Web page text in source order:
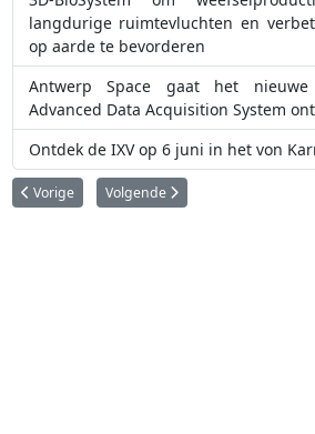
langdurige ruimtevluchten en
op aarde te bevorderen
Antwerp Space gaat het nieuwe
Advanced Data Acquisition System
Ontdek de IXV op 6 juni in het von
Vorig artikel: Altius : een nieuwe satelliet
Vorige Volgende artikel: Sonaca
Volgende